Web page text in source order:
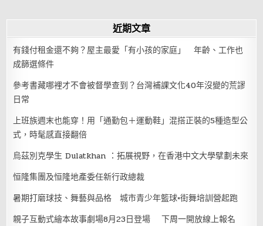
近期文章
有錢付租金還不夠？屋主最愛「有小孩的家庭」 年齡、工作也
成篩選條件
參考書藏哪裡才不會被督學查到？台灣補課文化40年沒變的荒謬
日常
上班族週末也能穿！用「通勤包＋運動鞋」混搭正裝的5種造型公
式，時髦感直接翻倍
烏茲別克學生 Dulatkhan ：拓展視野，在香港中文大學擘劃未來
恒隆集團及恒隆地產委任新行政總裁
暑期打磨球技、舞藝與品格 城市青少年籃球×街舞培訓營起跑
親子互動式繪本故事劇場8月23日登場 下周一開放線上報名